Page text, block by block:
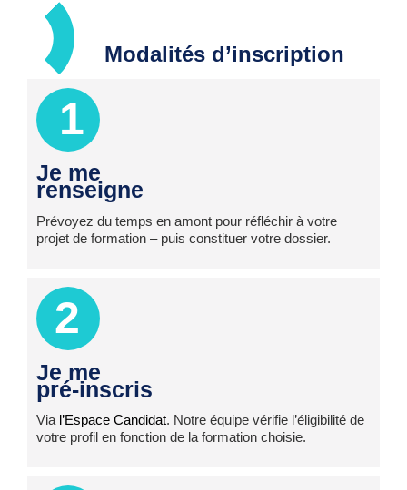
Modalités d’inscription
1
Je me
renseigne
Prévoyez du temps en amont pour réfléchir à votre
projet de formation – puis constituer votre dossier.
2
Je me
pré-inscris
Via l’Espace Candidat. Notre équipe vérifie l’éligibilité de
votre profil en fonction de la formation choisie.